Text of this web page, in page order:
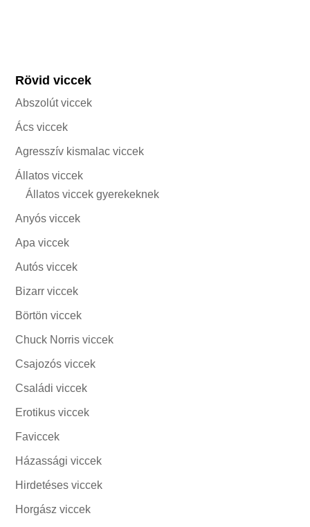
Rövid viccek
Abszolút viccek
Ács viccek
Agresszív kismalac viccek
Állatos viccek
Állatos viccek gyerekeknek
Anyós viccek
Apa viccek
Autós viccek
Bizarr viccek
Börtön viccek
Chuck Norris viccek
Csajozós viccek
Családi viccek
Erotikus viccek
Faviccek
Házassági viccek
Hirdetéses viccek
Horgász viccek